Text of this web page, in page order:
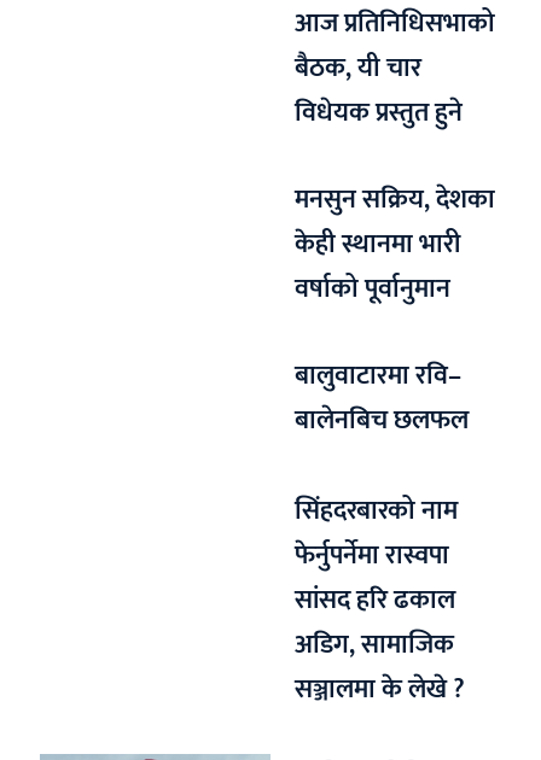
आज प्रतिनिधिसभाको
बैठक, यी चार
विधेयक प्रस्तुत हुने
मनसुन सक्रिय, देशका
केही स्थानमा भारी
वर्षाको पूर्वानुमान
बालुवाटारमा रवि–
बालेनबिच छलफल
सिंहदरबारको नाम
फेर्नुपर्नेमा रास्वपा
सांसद हरि ढकाल
अडिग, सामाजिक
सञ्जालमा के लेखे ?